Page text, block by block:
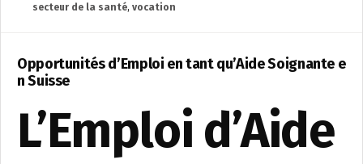
secteur de la santé, vocation
Opportunités d’Emploi en tant qu’Aide Soignante e
n Suisse
L’Emploi d’Aide